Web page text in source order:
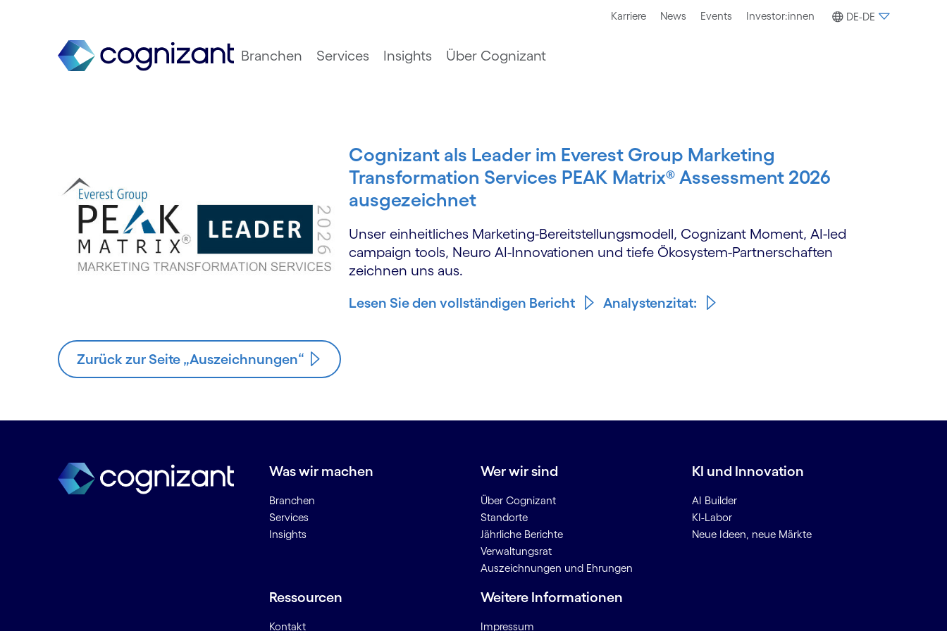
Karriere News Events Investor:innen DE-DE
Branchen Services Insights Über Cognizant
Cognizant als Leader im Everest Group Marketing
Transformation Services PEAK Matrix® Assessment 2026
ausgezeichnet
Unser einheitliches Marketing-Bereitstellungsmodell, Cognizant Moment, AI-led
campaign tools, Neuro AI-Innovationen und tiefe Ökosystem-Partnerschaften
zeichnen uns aus.
Lesen Sie den vollständigen Bericht Analystenzitat:
Zurück zur Seite „Auszeichnungen“
Was wir machen
Branchen
Services
Insights
Wer wir sind
Über Cognizant
Standorte
Jährliche Berichte
Verwaltungsrat
Auszeichnungen und Ehrungen
KI und Innovation
AI Builder
KI-Labor
Neue Ideen, neue Märkte
Ressourcen
Kontakt
Weitere Informationen
Impressum